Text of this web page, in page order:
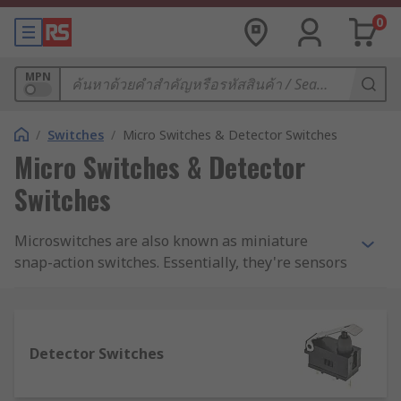
0
MPN
/ Switches / Micro Switches & Detector Switches
Micro Switches & Detector
Switches
Microswitches are also known as miniature
snap-action switches. Essentially, they're sensors
range of microswitches from top brands
including Panasonic, Omron, Honeywell and
Detector Switches